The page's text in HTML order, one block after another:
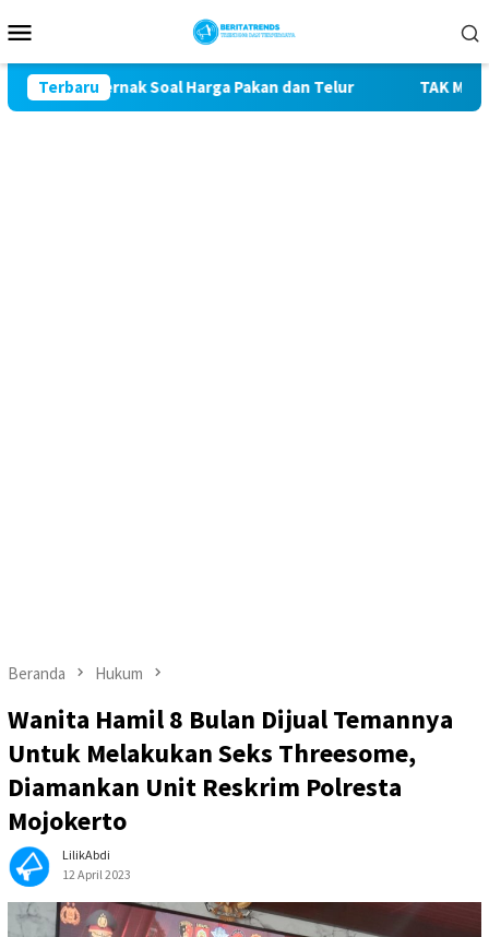
ke
Mobile
TerbaruSoal Harga Pakan dan Telur TAK MAU KALAH
Beranda Hukum
Wanita Hamil 8 Bulan Dijual Temannya
Untuk Melakukan Seks Threesome,
Diamankan Unit Reskrim Polresta
Mojokerto
LilikAbdi
12 April 2023